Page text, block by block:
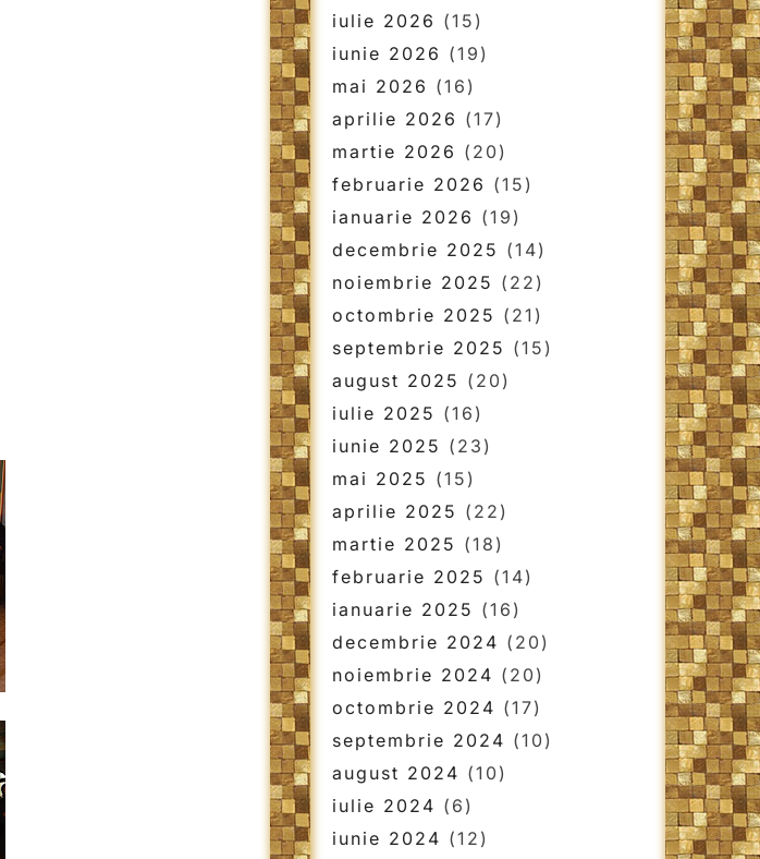
iulie 2026 (15)
iunie 2026 (19)
mai 2026 (16)
aprilie 2026 (17)
martie 2026 (20)
februarie 2026 (15)
ianuarie 2026 (19)
decembrie 2025 (14)
noiembrie 2025 (22)
octombrie 2025 (21)
septembrie 2025 (15)
august 2025 (20)
iulie 2025 (16)
iunie 2025 (23)
mai 2025 (15)
aprilie 2025 (22)
martie 2025 (18)
februarie 2025 (14)
ianuarie 2025 (16)
decembrie 2024 (20)
noiembrie 2024 (20)
octombrie 2024 (17)
septembrie 2024 (10)
august 2024 (10)
iulie 2024 (6)
iunie 2024 (12)